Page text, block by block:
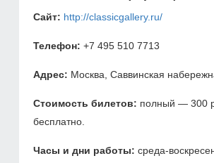
Сайт: http://classicgallery.ru/
Телефон: +7 495 510 7713
Адрес: Москва, Саввинская
Стоимость билетов: полный — 300
бесплатно.
Часы и дни работы: среда-